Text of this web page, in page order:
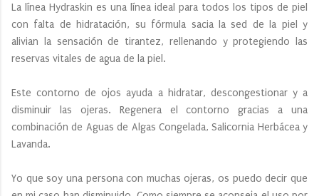
La línea Hydraskin es una línea ideal para todos los tipos de piel
con falta de hidratación, su fórmula sacia la sed de la piel y
alivian la sensación de tirantez, rellenando y protegiendo las
reservas vitales de agua de la piel.
Este contorno de ojos ayuda a hidratar, descongestionar y a
disminuir las ojeras. Regenera el contorno gracias a una
combinación de Aguas de Algas Congelada, Salicornia Herbácea y
Lavanda.
Yo que soy una persona con muchas ojeras, os puedo decir que